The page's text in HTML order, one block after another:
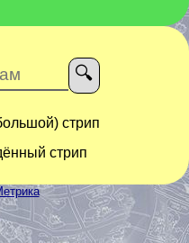
стрип
стрип